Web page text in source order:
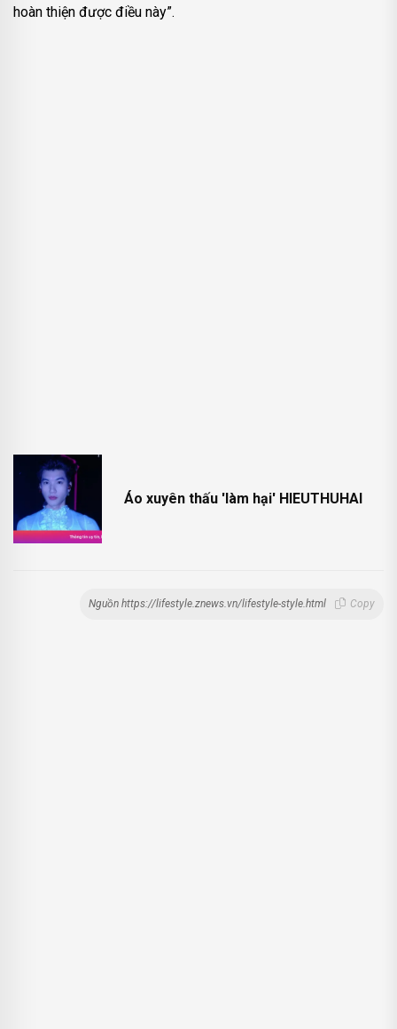
hoàn thiện được điều này”.
Áo xuyên thấu 'làm hại' HIEUTHUHAI
Nguồn https://lifestyle.znews.vn/lifestyle-style.html Copy